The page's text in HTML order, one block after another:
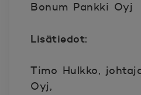
Bonum Pankki Oyj
Lisätiedot:
Timo Hulkko,
Oyj,